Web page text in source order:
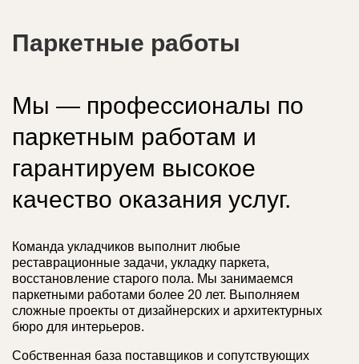
Паркетные работы
Мы — профессионалы по
паркетным работам и
гарантируем высокое
качество оказания услуг.
Команда укладчиков выполнит любые
реставрационные задачи, укладку паркета,
восстановление старого пола. Мы занимаемся
паркетными работами более 20 лет. Выполняем
сложные проекты от дизайнерских и архитектурных
бюро для интерьеров.
Собственная база поставщиков и сопутствующих